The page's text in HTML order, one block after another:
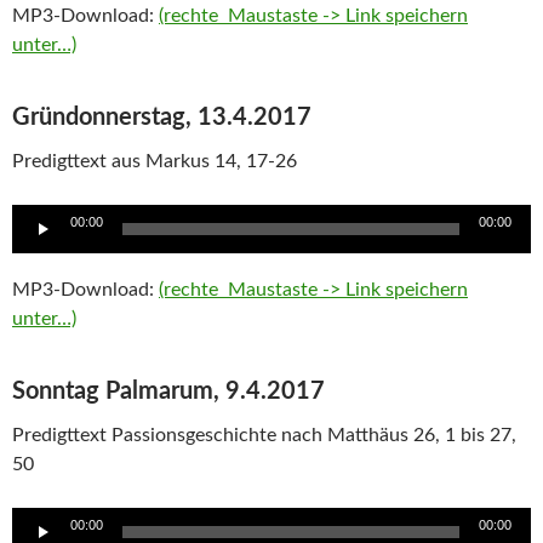
MP3-Download: (rechte Maustaste -> Link speichern
unter…)
Gründonnerstag, 13.4.2017
Predigttext aus Markus 14, 17-26
00:00 00:00
MP3-Download: (rechte Maustaste -> Link speichern
unter…)
Sonntag Palmarum, 9.4.2017
Predigttext Passionsgeschichte nach Matthäus 26, 1 bis 27,
50
00:00 00:00